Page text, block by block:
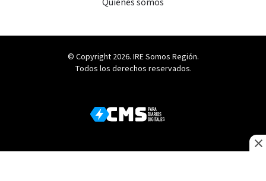
© Copyright 2026. IRE Somos Región.
Todos los derechos reservados.